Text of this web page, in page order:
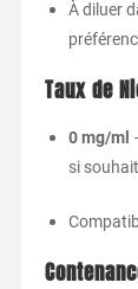
À diluer
Taux de
0 mg/ml
si